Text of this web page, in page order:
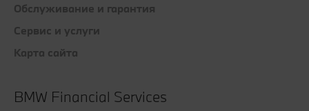
Обслуживание и гарантия
Сервис и услуги
Карта сайта
BMW Financial Services